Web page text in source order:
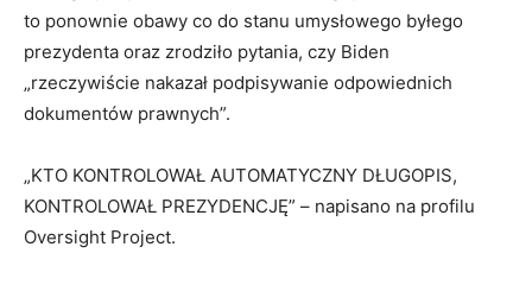
to ponownie obawy co do stanu umysłowego byłego
prezydenta oraz zrodziło pytania, czy Biden
„rzeczywiście nakazał podpisywanie odpowiednich
dokumentów prawnych”.
„KTO KONTROLOWAŁ AUTOMATYCZNY DŁUGOPIS,
KONTROLOWAŁ PREZYDENCJĘ” – napisano na profilu
Oversight Project.